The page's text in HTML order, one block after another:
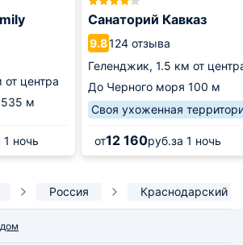
от центра
535 м
1 ночь
Санаторий Кавказ
9.8124 отзыва
Геленджик, 1.5 км от
До Черного моря 100 м
Своя ухоженная
от12 160руб.за 1 ночь
Россия Краснодарский